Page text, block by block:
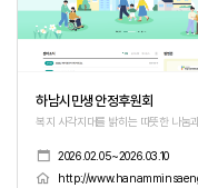
하남시민생안정후원회
복지 사각지대를 밝히는 따뜻한 나눔
2026.02.05~2026.03.10
http://